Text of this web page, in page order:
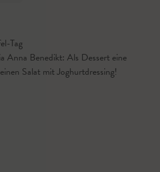
Tag
Anna Benedikt: Als Dessert eine
Salat mit Joghurtdressing!